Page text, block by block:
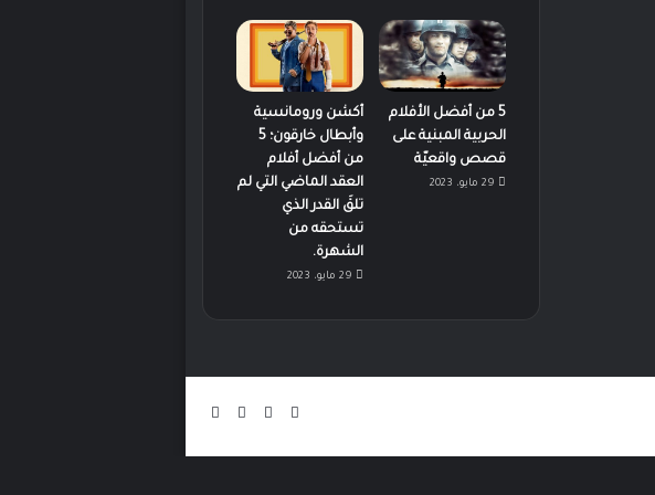
5 من أفضل الأفلام
الحربية المبنية على
قصص واقعيّة
29 مايو، 2023
أكشن ورومانسية
وأبطال خارقون؛ 5
من أفضل أفلام
العقد الماضي التي لم
تلقَ القدر الذي
تستحقه من
الشهرة.
29 مايو، 2023
فيسبوك ‫YouTube